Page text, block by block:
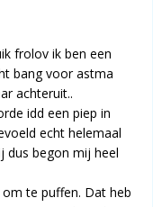
frolov ik ben een
bang voor astma
achteruit..
idd een piep in
echt helemaal
dus begon mij heel
te puffen. Dat heb